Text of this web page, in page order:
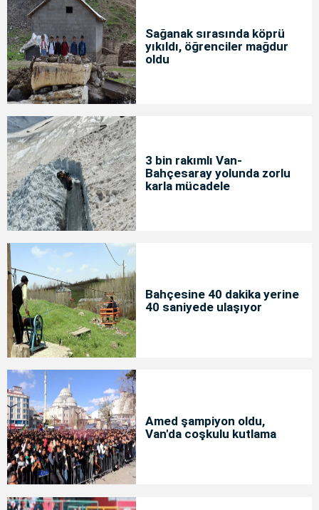
Sağanak sırasında köprü
yıkıldı, öğrenciler mağdur
oldu
3 bin rakımlı Van-
Bahçesaray yolunda zorlu
karla mücadele
Bahçesine 40 dakika yerine
40 saniyede ulaşıyor
Amed şampiyon oldu,
Van'da coşkulu kutlama